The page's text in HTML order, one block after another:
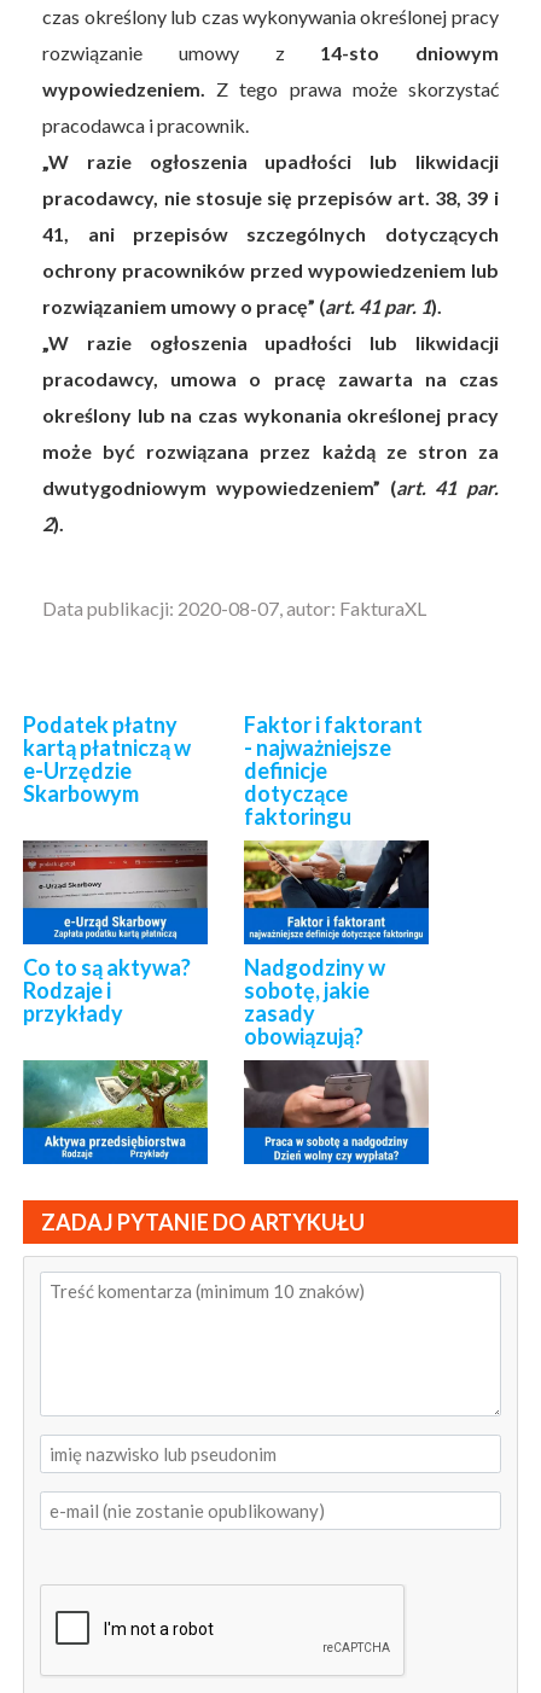
czas określony lub czas wykonywania określonej pracy
rozwiązanie umowy z 14-sto dniowym
wypowiedzeniem. Z tego prawa może skorzystać
pracodawca i pracownik.
„W razie ogłoszenia upadłości lub likwidacji
pracodawcy, nie stosuje się przepisów art. 38, 39 i
41, ani przepisów szczególnych dotyczących
ochrony pracowników przed wypowiedzeniem lub
rozwiązaniem umowy o pracę” (art. 41 par. 1).
„W razie ogłoszenia upadłości lub likwidacji
pracodawcy, umowa o pracę zawarta na czas
określony lub na czas wykonania określonej pracy
może być rozwiązana przez każdą ze stron za
dwutygodniowym wypowiedzeniem” (art. 41 par.
2).
Data publikacji: 2020-08-07, autor: FakturaXL
Podatek płatny
kartą płatniczą w
e-Urzędzie
Skarbowym
Faktor i faktorant
- najważniejsze
definicje
dotyczące
faktoringu
Co to są aktywa?
Rodzaje i
przykłady
Nadgodziny w
sobotę, jakie
zasady
obowiązują?
ZADAJ PYTANIE DO ARTYKUŁU